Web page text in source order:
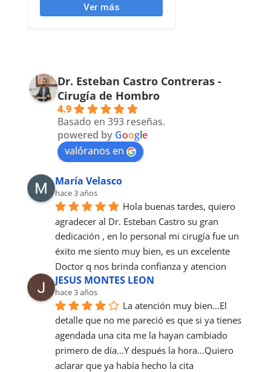
Dr. Esteban Castro Contreras -
Cirugía de Hombro
4.9
Basado en 393 reseñas.
powered by Google
valóranos en
María Velasco
hace 3 años
Hola buenas tardes, quiero
agradecer al Dr. Esteban Castro su gran
dedicación , en lo personal mi cirugía fue un
éxito me siento muy bien, es un excelente
Doctor q nos brinda confianza y atencion
JESUS MONTES LEON
hace 3 años
La atención muy bien...El
detalle que no me pareció es que si ya tienes
agendada una cita me la hayan cambiado
primero de día...Y después la hora...Quiero
aclarar que ya había hecho la cita